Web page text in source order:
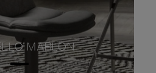
MARLON